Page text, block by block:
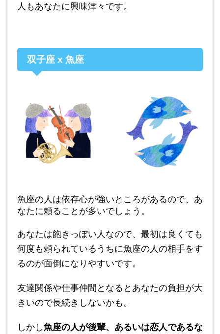
人もあなたに興味津々です。
双子座 x 魚座
魚座の人は依存心が強いところがあるので、あ
なたに頼ることが多いでしょう。
あなたは飽きっぽい人なので、最初は良くても
何度も頼られているうちに魚座の人の相手をす
るのが面倒になりやすいです。
友達関係や仕事仲間となるとあなたの負担が大
きいので長続きしないかも。
しかし魚座の人が後輩、あるいは恋人であるな